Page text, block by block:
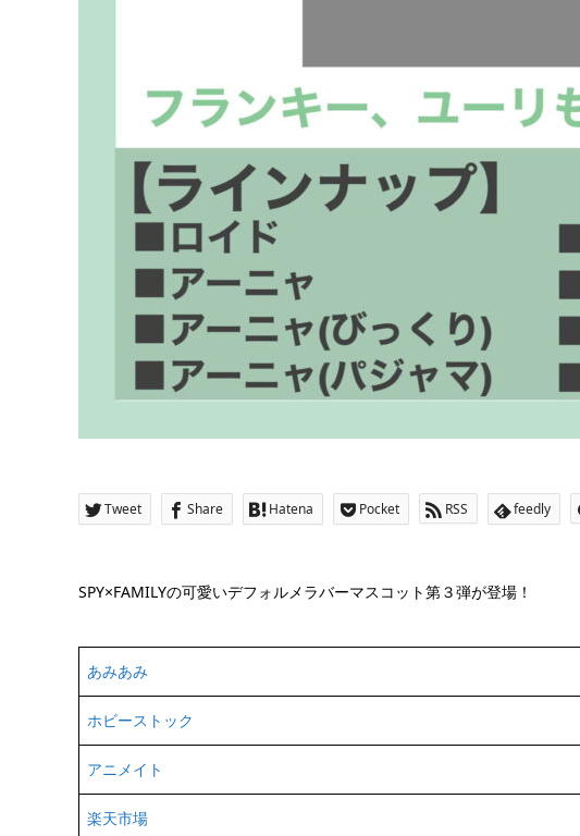
Tweet Share Hatena Pocket RSS feedly
SPY×FAMILYの可愛いデフォルメラバーマスコット第３弾が登場！
あみあみ
ホビーストック
アニメイト
楽天市場